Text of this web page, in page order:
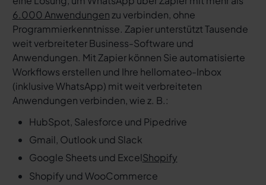
6.000 Anwendungenzu verbinden, ohne
Programmierkenntnisse. Zapier unterstützt Tausende
weit verbreiteter Business-Software und
Anwendungen. Mit Zapier können Sie automatisierte
Workflows erstellen und Ihre hellomateo-Inbox
(inklusive WhatsApp) mit weit verbreiteten
Anwendungen verbinden, wie z. B.:
HubSpot, Salesforce und Pipedrive
Gmail, Outlook und Slack
Google Sheets und ExcelShopify
Shopify und WooCommerce